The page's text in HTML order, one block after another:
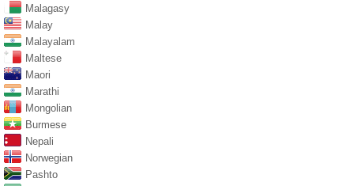
Malagasy
Malay
Malayalam
Maltese
Maori
Marathi
Mongolian
Burmese
Nepali
Norwegian
Pashto